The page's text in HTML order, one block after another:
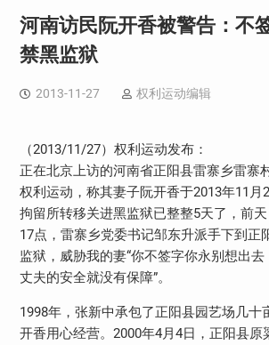
河南访民阮开香被警告：不
禁黑监狱
2013-11-27 权利运动编辑
（2013/11/27）权利运动发布：
正在北京上访的河南省正阳县雷寨乡雷寨
权利运动，称其妻子阮开香于2013年11月
拘留所转移关进黑监狱已整整5天了，前
17点，雷寨乡党委书记邹东升派手下到正
监狱，威胁我的妻“你不签字你永别想出
丈夫的安全就没有保障”。
1998年，张新中承包了正阳县园艺场几十
开香用心经营。2000年4月4日，正阳县原